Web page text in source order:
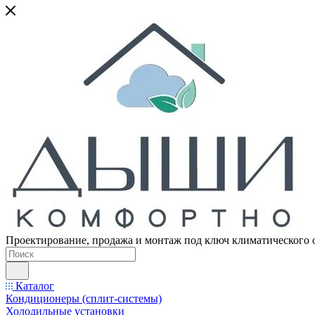
Проектирование, продажа и монтаж под ключ климатического
Каталог
Кондиционеры (сплит-системы)
Холодильные установки